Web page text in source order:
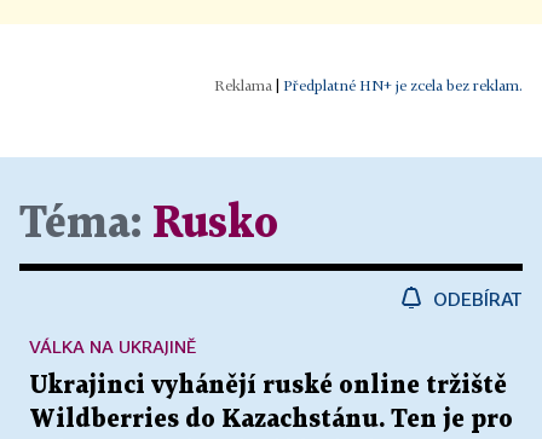
| Předplatné HN+ je zcela bez reklam.
Téma: Rusko
ODEBÍRAT
Ukrajinci vyhánějí ruské online tržiště
Wildberries do Kazachstánu. Ten je pro
VÁLKA NA UKRAJINĚ